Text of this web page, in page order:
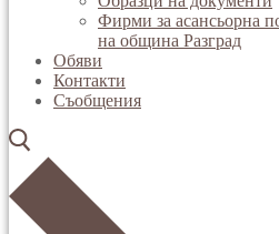
Фирми за асансьорна
на община Разград
Обяви
Контакти
Съобщения